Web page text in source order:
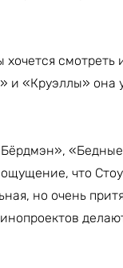
и «Круэллы»
что
но очень